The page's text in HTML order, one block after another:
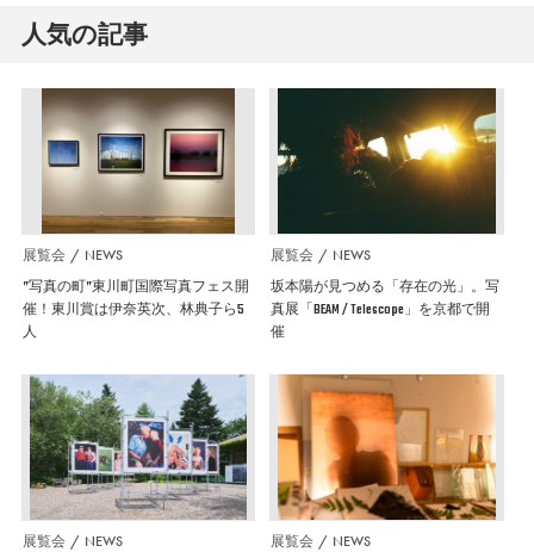
人気の記事
展覧会 NEWS
”写真の町”東川町国際写真フェス開
催！東川賞は伊奈英次、林典子ら5
人
展覧会 NEWS
坂本陽が見つめる「存在の光」。写
真展「BEAM / Telescope」を京都で開
催
展覧会 NEWS 展覧会 NEWS